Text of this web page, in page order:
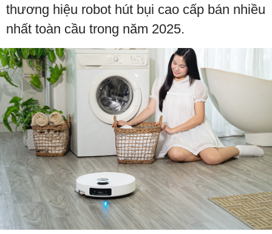
thương hiệu robot hút bụi cao cấp bán nhiều
nhất toàn cầu trong năm 2025.